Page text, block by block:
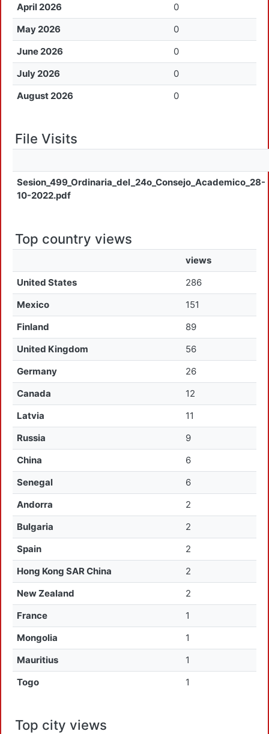
April 2026
0
May 2026
0
June 2026
0
July 2026
0
August 2026
0
File Visits
Sesion_499_Ordinaria_del_24o_Consejo_Academico_28-
10-2022.pdf
Top country views
views
United States
286
Mexico
151
Finland
89
United Kingdom
56
Germany
26
Canada
12
Latvia
11
Russia
9
China
6
Senegal
6
Andorra
2
Bulgaria
2
Spain
2
Hong Kong SAR China
2
New Zealand
2
France
1
Mongolia
1
Mauritius
1
Togo
1
Top city views